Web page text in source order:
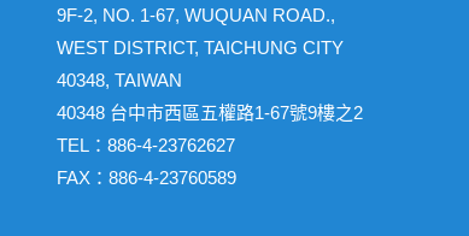
9F-2, NO. 1-67, WUQUAN ROAD.,
WEST DISTRICT, TAICHUNG CITY
40348, TAIWAN
40348 台中市西區五權路1-67號9樓之2
TEL：886-4-23762627
FAX：886-4-23760589